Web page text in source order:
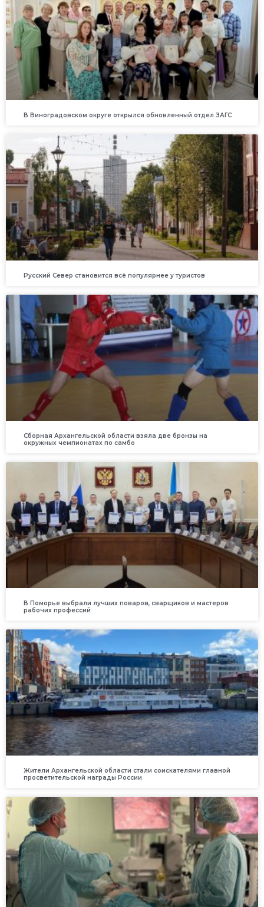
В Виноградовском округе открылся обновленный отдел ЗАГС
Русский Север становится всё популярнее у туристов
Сборная Архангельской области взяла две бронзы на
окружных чемпионатах по самбо
В Поморье выбрали лучших поваров, сварщиков и мастеров
рабочих профессий
Жители Архангельской области стали соискателями главной
просветительской награды России